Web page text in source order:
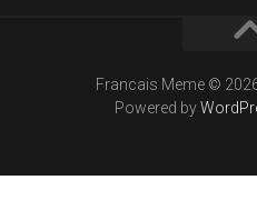
Francais Meme ©
Powered by